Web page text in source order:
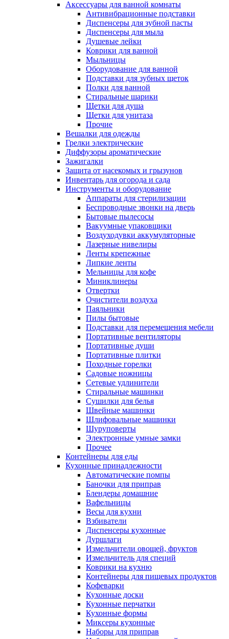
Аксессуары для ванной комнаты
Антивибрационные подставки
Диспенсеры для зубной пасты
Диспенсеры для мыла
Душевые лейки
Коврики для ванной
Мыльницы
Оборудование для ванной
Подставки для зубных щеток
Полки для ванной
Стиральные шарики
Щетки для душа
Щетки для унитаза
Прочие
Вешалки для одежды
Грелки электрические
Диффузоры ароматические
Зажигалки
Защита от насекомых и грызунов
Инвентарь для огорода и сада
Инструменты и оборудование
Аппараты для стерилизации
Беспроводные звонки на дверь
Бытовые пылесосы
Вакуумные упаковщики
Воздуходувки аккумуляторные
Лазерные нивелиры
Ленты крепежные
Липкие ленты
Мельницы для кофе
Миниклинеры
Отвертки
Очистители воздуха
Паяльники
Пилы бытовые
Подставки для перемещения мебели
Портативные вентиляторы
Портативные души
Портативные плитки
Походные горелки
Садовые ножницы
Сетевые удлинители
Стиральные машинки
Сушилки для белья
Швейные машинки
Шлифовальные машинки
Шуруповерты
Электронные умные замки
Прочее
Контейнеры для еды
Кухонные принадлежности
Автоматические помпы
Баночки для приправ
Блендеры домашние
Вафельницы
Весы для кухни
Взбиватели
Диспенсеры кухонные
Дуршлаги
Измельчители овощей, фруктов
Измельчитель для специй
Коврики на кухню
Контейнеры для пищевых продуктов
Кофеварки
Кухонные доски
Кухонные перчатки
Кухонные формы
Миксеры кухонные
Наборы для приправ